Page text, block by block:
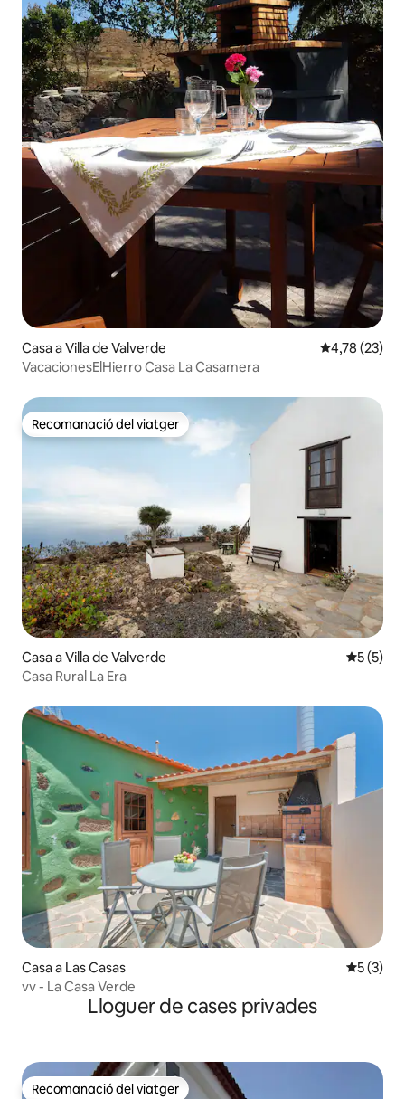
Casa a Villa de Valverde 4,78 de
4,78 (23)
VacacionesElHierro Casa La Casamera
Recomanació del viatger
Recomanació del viatger
Casa a Villa de Valverde 5 de
5 (5)
Casa Rural La Era
Casa a Las Casas 5 de
5 (3)
vv - La Casa Verde
Lloguer de cases privades
Recomanació del viatger